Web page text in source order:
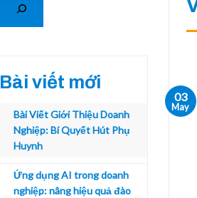
Bài viết mới
Bài Viết Giới Thiệu Doanh
Nghiệp: Bí Quyết Hút Phụ
Huynh
Ứng dụng AI trong doanh
nghiệp: nâng hiệu quả đào
03
May